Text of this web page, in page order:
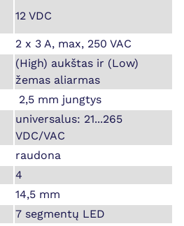
12 VDC
2 x 3 A, max, 250 VAC
(High) aukštas ir (Low)
žemas aliarmas
2,5 mm jungtys
universalus: 21...265
VDC/VAC
raudona
4
14,5 mm
7 segmentų LED